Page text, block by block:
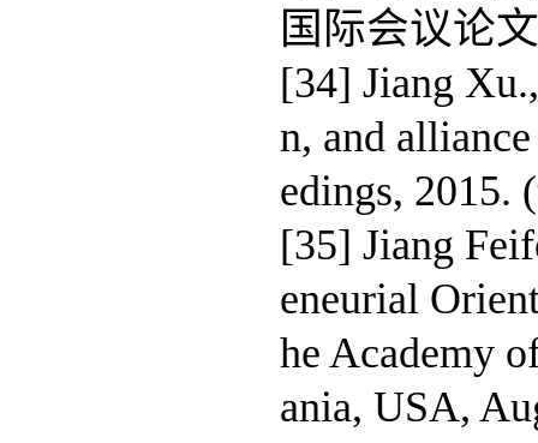
国际会议论
[34] Jiang
n, and
edings, 2015.
[35] Jiang
eneurial
he Academy
ania, USA,